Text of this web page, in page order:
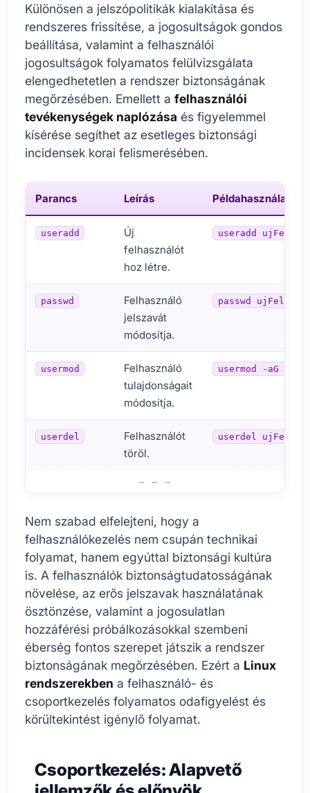
Különösen a jelszópolitikák kialakítása és
rendszeres frissítése, a jogosultságok gondos
beállítása, valamint a felhasználói
jogosultságok folyamatos felülvizsgálata
elengedhetetlen a rendszer biztonságának
megőrzésében. Emellett a felhasználói
tevékenységek naplózása és figyelemmel
kísérése segíthet az esetleges biztonsági
incidensek korai felismerésében.
Parancs Leírás Példahasználat
useradd
Új
felhasználót
hoz létre.
useradd
passwd
Felhasználó
jelszavát
módosítja.
passwd
usermod
Felhasználó
tulajdonságait
módosítja.
usermod -aG
userdel
Felhasználót
töröl.
userdel
Nem szabad elfelejteni, hogy a
felhasználókezelés nem csupán technikai
folyamat, hanem egyúttal biztonsági kultúra
is. A felhasználók biztonságtudatosságának
növelése, az erős jelszavak használatának
ösztönzése, valamint a jogosulatlan
hozzáférési próbálkozásokkal szembeni
éberség fontos szerepet játszik a rendszer
biztonságának megőrzésében. Ezért a Linux
rendszerekben a felhasználó- és
csoportkezelés folyamatos odafigyelést és
körültekintést igénylő folyamat.
Csoportkezelés: Alapvető